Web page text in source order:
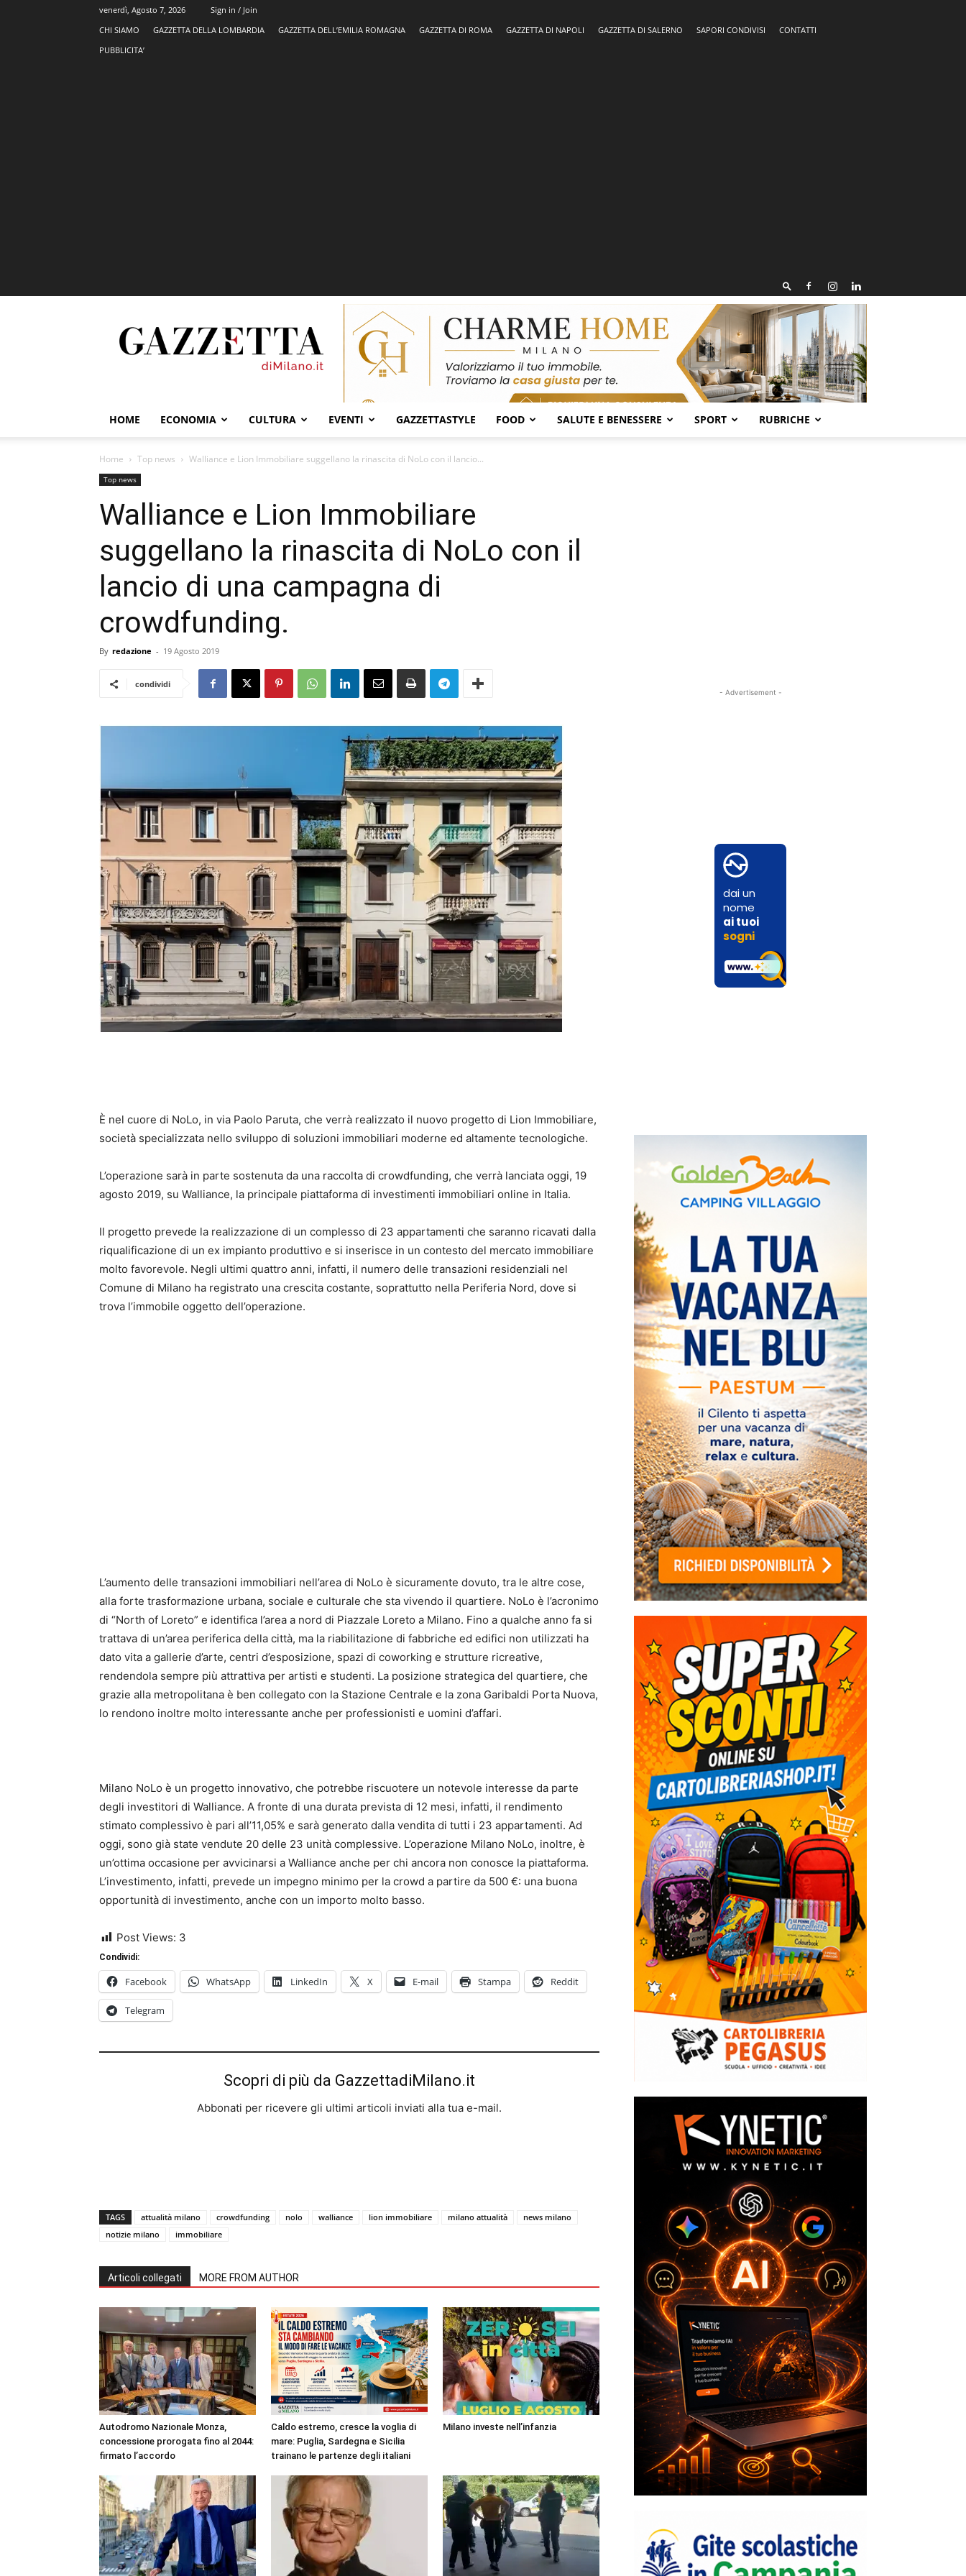
venerdì, Agosto 7, 2026
Sign in / Join
CHI SIAMO
GAZZETTA DELLA LOMBARDIA GAZZETTA DELL’EMILIA ROMAGNA GAZZETTA DI ROMA GAZZETTA DI NAPOLI GAZZETTA DI SALERNO SAPORI CONDIVISI
CONTATTI
PUBBLICITA’
HOME ECONOMIA CULTURA EVENTI GAZZETTASTYLE FOOD SALUTE E BENESSERE SPORT RUBRICHE
Home Top news Walliance e Lion Immobiliare suggellano la rinascita di NoLo con il lancio...
Top news
Walliance e Lion Immobiliare
suggellano la rinascita di NoLo con il
lancio di una campagna di
crowdfunding.
By redazione - 19 Agosto 2019
condividi
È nel cuore di NoLo, in via Paolo Paruta, che verrà realizzato il nuovo progetto di Lion Immobiliare,
società specializzata nello sviluppo di soluzioni immobiliari moderne ed altamente tecnologiche.
L’operazione sarà in parte sostenuta da una raccolta di crowdfunding, che verrà lanciata oggi, 19
agosto 2019, su Walliance, la principale piattaforma di investimenti immobiliari online in Italia.
Il progetto prevede la realizzazione di un complesso di 23 appartamenti che saranno ricavati dalla
riqualificazione di un ex impianto produttivo e si inserisce in un contesto del mercato immobiliare
molto favorevole. Negli ultimi quattro anni, infatti, il numero delle transazioni residenziali nel
Comune di Milano ha registrato una crescita costante, soprattutto nella Periferia Nord, dove si
trova l’immobile oggetto dell’operazione.
L’aumento delle transazioni immobiliari nell’area di NoLo è sicuramente dovuto, tra le altre cose,
alla forte trasformazione urbana, sociale e culturale che sta vivendo il quartiere. NoLo è l’acronimo
di “North of Loreto” e identifica l’area a nord di Piazzale Loreto a Milano. Fino a qualche anno fa si
trattava di un’area periferica della città, ma la riabilitazione di fabbriche ed edifici non utilizzati ha
dato vita a gallerie d’arte, centri d’esposizione, spazi di coworking e strutture ricreative,
rendendola sempre più attrattiva per artisti e studenti. La posizione strategica del quartiere, che
grazie alla metropolitana è ben collegato con la Stazione Centrale e la zona Garibaldi Porta Nuova,
lo rendono inoltre molto interessante anche per professionisti e uomini d’affari.
Milano NoLo è un progetto innovativo, che potrebbe riscuotere un notevole interesse da parte
degli investitori di Walliance. A fronte di una durata prevista di 12 mesi, infatti, il rendimento
stimato complessivo è pari all’11,05% e sarà generato dalla vendita di tutti i 23 appartamenti. Ad
oggi, sono già state vendute 20 delle 23 unità complessive. L’operazione Milano NoLo, inoltre, è
un’ottima occasione per avvicinarsi a Walliance anche per chi ancora non conosce la piattaforma.
L’investimento, infatti, prevede un impegno minimo per la crowd a partire da 500 €: una buona
opportunità di investimento, anche con un importo molto basso.
Post Views: 3
Condividi:
Facebook WhatsApp LinkedIn X E-mail Stampa Reddit
Telegram
Scopri di più da GazzettadiMilano.it
Abbonati per ricevere gli ultimi articoli inviati alla tua e-mail.
TAGS attualità milano crowdfunding nolo walliance lion immobiliare milano attualità
news milano
notizie milano
immobiliare
Articoli collegati MORE FROM AUTHOR
Autodromo Nazionale Monza,
concessione prorogata fino al 2044:
firmato l’accordo
Caldo estremo, cresce la voglia di
mare: Puglia, Sardegna e Sicilia
trainano le partenze degli italiani
Milano investe nell’infanzia
- Advertisement -